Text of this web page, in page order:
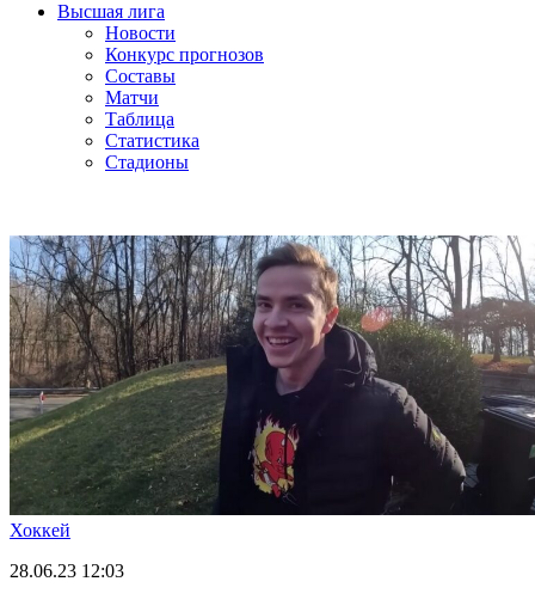
Высшая лига
Новости
Конкурс прогнозов
Составы
Матчи
Таблица
Статистика
Стадионы
Хоккей
28.06.23 12:03